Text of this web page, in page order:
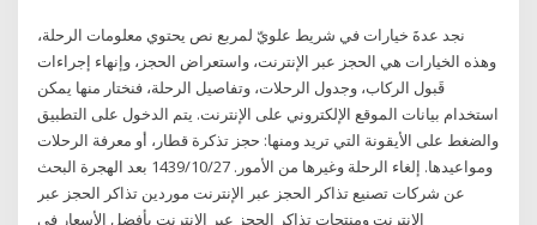
نجد عدةَ خيارات في شريط علويّ لمربع نص يحتوي معلومات الرحلة،
وهذه الخيارات هي الحجز عبر الإنترنت، واستعراض الحجز، وإنهاء إجراءات
قَبول الركاب، وجدول الرحلات، وتفاصيل الرحلة، فنختار منها يمكن
استخدام بيانات الموقع الإلكتروني على الإنترنت. يتم الدخول على التطبيق
والضغط على الأيقونة التي تريد ومنها: حجز تذكرة قطار، أو معرفة الرحلات
ومواعيدها. إلغاء الرحلة وغيرها من الأمور. 27‏‏/10‏‏/1439 بعد الهجرة البحث
عن شركات تصنيع تذاكر الحجز عبر الإنترنت موردين تذاكر الحجز عبر
الإنترنت ومنتجات تذاكر الحجز عبر الإنترنت بأفضل الأسعار في